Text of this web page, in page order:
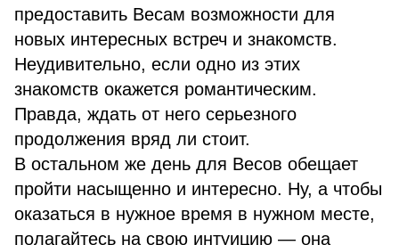
предоставить Весам возможности для
новых интересных встреч и знакомств.
Неудивительно, если одно из этих
знакомств окажется романтическим.
Правда, ждать от него серьезного
продолжения вряд ли стоит.
В остальном же день для Весов обещает
пройти насыщенно и интересно. Ну, а чтобы
оказаться в нужное время в нужном месте,
полагайтесь на свою интуицию — она